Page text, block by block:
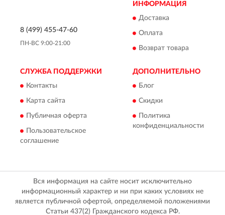
8 (499) 455-47-60
ПН-ВС 9:00-21:00
ИНФОРМАЦИЯ
Доставка
Оплата
Возврат товара
СЛУЖБА ПОДДЕРЖКИ
Контакты
Карта сайта
Публичная оферта
Пользовательское
соглашение
ДОПОЛНИТЕЛЬНО
Блог
Скидки
Политика
конфиденциальности
Вся информация на сайте носит исключительно
информационный характер и ни при каких условиях не
является публичной офертой, определяемой положениями
Статьи 437(2) Гражданского кодекса РФ.